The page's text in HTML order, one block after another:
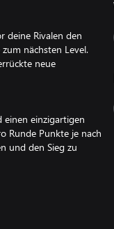
deine Rivalen den
nächsten Level.
neue
einen einzigartigen
Runde Punkte je nach
und den Sieg zu